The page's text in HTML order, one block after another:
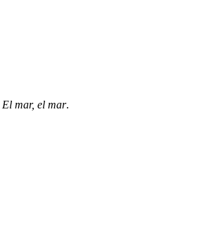
El mar, el mar.